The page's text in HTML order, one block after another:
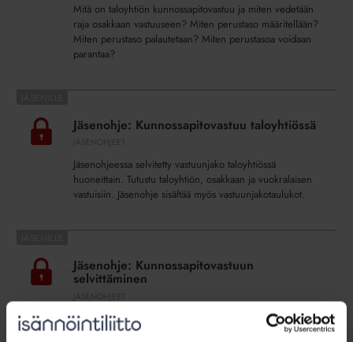
Mitä on taloyhtiön kunnossapitovastuu ja miten vedetään
raja osakkaan vastuuseen? Miten perustaso määritellään?
Miten perustaso palautetaan? Miten perustasoa voidaan
parantaa?
Kunnossapitovastuu
taloyhtiössä
Jäsenohje: Kunnossapitovastuu taloyhtiössä
Jäsenohjeessa selvitetty vastuunjako taloyhtiössä
huoneittain. Tutustu taloyhtiön, osakkaan ja vuokralaisen
vastuisiin. Jäsenohje sisältää myös vastuunjakotaulukot.
Kunnossapitovastuun
selvittäminenJäsenohje: Kunnossapitovastuun
selvittäminen
Mikä on isännöinnin rooli vian / vahingon
selvittämisessä? Miten kunnossapitovastuutilanteen